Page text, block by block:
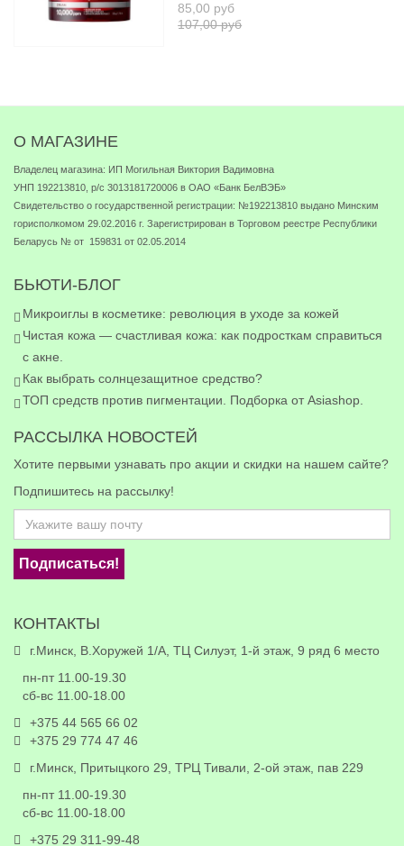
107,00 руб
85,00 руб
О МАГАЗИНЕ
Владелец магазина: ИП Могильная Виктория Вадимовна
УНП 192213810, р/с 3013181720006 в ОАО «Банк БелВЭБ»
Свидетельство о государственной регистрации: №192213810 выдано Минским
горисполкомом 29.02.2016 г. Зарегистрирован в Торговом реестре Республики
Беларусь № от 159831 от 02.05.2014
БЬЮТИ-БЛОГ
Микроиглы в косметике: революция в уходе за кожей
Чистая кожа — счастливая кожа: как подросткам справиться
с акне.
Как выбрать солнцезащитное средство?
ТОП средств против пигментации. Подборка от Asiashop.
РАССЫЛКА НОВОСТЕЙ
Хотите первыми узнавать про акции и скидки на нашем сайте?
Подпишитесь на рассылку!
Подписаться!
КОНТАКТЫ
г.Минск, В.Хоружей 1/А, ТЦ Силуэт, 1-й этаж, 9 ряд 6 место
пн-пт 11.00-19.30
сб-вс 11.00-18.00
+375 44 565 66 02
+375 29 774 47 46
г.Минск, Притыцкого 29, ТРЦ Тивали, 2-ой этаж, пав 229
пн-пт 11.00-19.30
сб-вс 11.00-18.00
+375 29 311-99-48